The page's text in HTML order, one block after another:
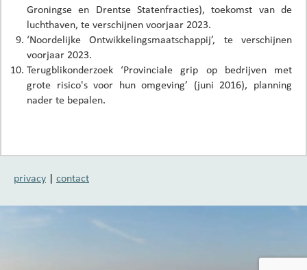
Groningse en Drentse Statenfracties), toekomst van de
luchthaven, te verschijnen voorjaar 2023.
‘Noordelijke Ontwikkelingsmaatschappij’, te verschijnen
voorjaar 2023.
Terugblikonderzoek ‘Provinciale grip op bedrijven met
grote risico's voor hun omgeving’ (juni 2016), planning
nader te bepalen.
privacy | contact